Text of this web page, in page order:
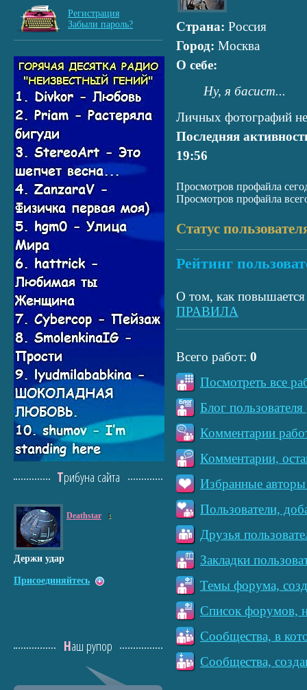
Страна: Россия
Город: Москва
О себе:
Ну, я басист...
Личных фотографий
Последняя
19:56
Просмотров профайла
Просмотров профайла
Статус
Рейтинг
О том, как повышается
ПРАВИЛА
Всего работ: 0
Посмотреть все
Блог
Комментарии
Комментарии,
Избранные авторы
Пользователи,
Друзья
Закладки
Темы форума,
Список форумов,
Сообщества, в
Сообщества,
Регистрация
Забыли пароль?
Трибуна сайта
Deathstar 1
Держи удар
Присоединяйтесь
Наш рупор